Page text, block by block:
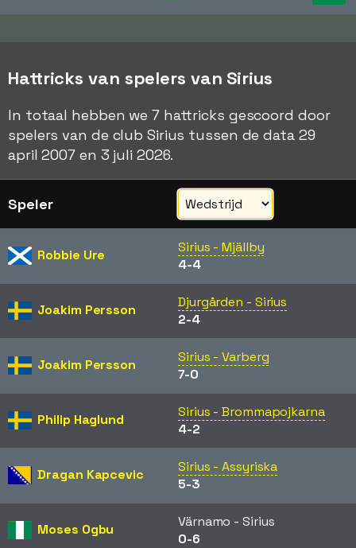
Hattricks van spelers van Sirius
In totaal hebben we 7 hattricks gescoord door
spelers van de club Sirius tussen de data 29
april 2007 en 3 juli 2026.
Speler
Robbie Ure
Sirius - Mjällby
4-4
Joakim Persson
Djurgården - Sirius
2-4
Joakim Persson
Sirius - Varberg
7-0
Philip Haglund
Sirius - Brommapojkarna
4-2
Dragan Kapcevic
Sirius - Assyriska
5-3
Moses Ogbu
Värnamo - Sirius
0-6